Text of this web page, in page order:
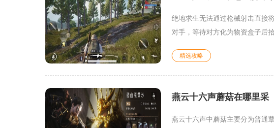
绝地求生无法通过枪械射击直接
对手，等待对方化为物资盒子后
精选攻略
燕云十六声蘑菇在哪里采
燕云十六声中蘑菇主要分为普通